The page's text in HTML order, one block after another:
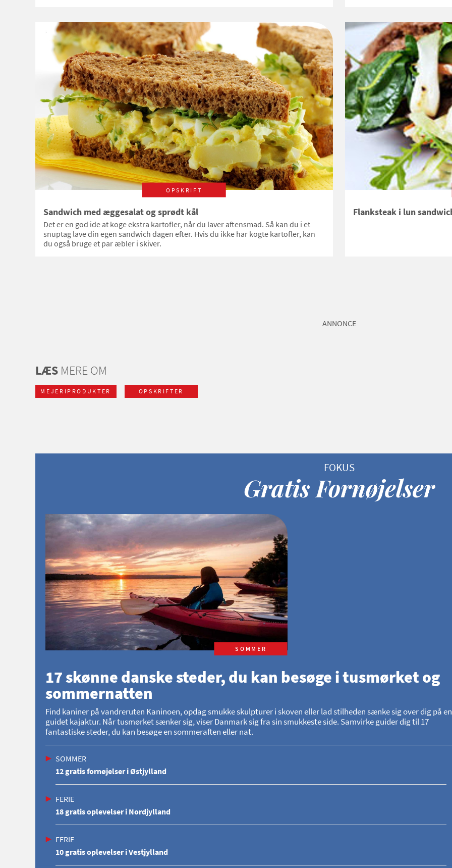
OPSKRIFT
Sandwich med æggesalat og sprødt kål
Det er en god ide at koge ekstra kartofler, når du laver aftensmad. Så kan du i et
snuptag lave din egen sandwich dagen efter. Hvis du ikke har kogte kartofler, kan
du også bruge et par æbler i skiver.
Flanksteak i lun
ANNONCE
LÆSMERE OM
MEJERIPRODUKTER OPSKRIFTER
Gratis Fornøjelser
SOMMER
17 skønne danske steder, du kan besøge i tusmørket og
sommernatten
Find kaniner på vandreruten Kaninoen, opdag smukke skulpturer i skoven eller lad stilheden sænke sig over dig på en
guidet kajaktur. Når tusmørket sænker sig, viser Danmark sig fra sin smukkeste side. Samvirke guider dig til 17
fantastiske steder, du kan besøge en sommeraften eller nat.
SOMMER
12 gratis fornøjelser i Østjylland
FERIE
18 gratis oplevelser i Nordjylland
FERIE
10 gratis oplevelser i Vestjylland